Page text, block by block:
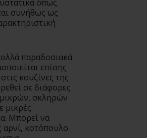
όπως
συνήθως ως
παραδοσιακά
επίσης
κουζίνες της
σε διάφορες
σκληρών
μικρές
Μπορεί να
αρνί, κοτόπουλο